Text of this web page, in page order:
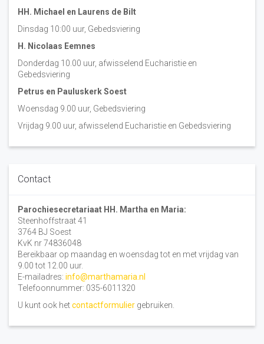
HH. Michael en Laurens de Bilt
Dinsdag 10:00 uur, Gebedsviering
H. Nicolaas Eemnes
Donderdag 10.00 uur, afwisselend Eucharistie en
Gebedsviering
Petrus en Pauluskerk Soest
Woensdag 9.00 uur, Gebedsviering
Vrijdag 9.00 uur, afwisselend Eucharistie en Gebedsviering
Contact
Parochiesecretariaat HH. Martha en Maria:
Steenhoffstraat 41
3764 BJ Soest
KvK nr 74836048
Bereikbaar op maandag en woensdag tot en met vrijdag van
9.00 tot 12.00 uur.
E-mailadres: info@marthamaria.nl
Telefoonnummer: 035-6011320
U kunt ook hetcontactformulier gebruiken.